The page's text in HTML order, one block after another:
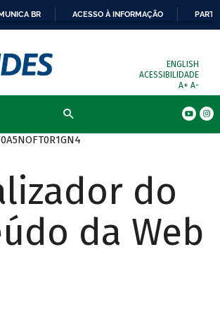
BR ACESSO À INFORMAÇÃO
ENGLISH
ACESSIBILIDADE
A+ A-
do
da Web